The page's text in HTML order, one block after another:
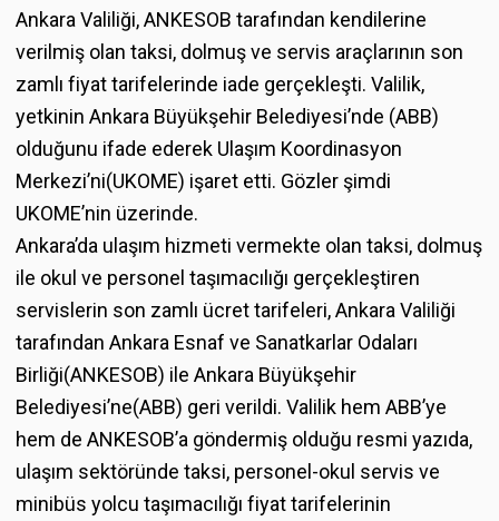
Ankara Valiliği, ANKESOB tarafından kendilerine
verilmiş olan taksi, dolmuş ve servis araçlarının son
zamlı fiyat tarifelerinde iade gerçekleşti. Valilik,
yetkinin Ankara Büyükşehir Belediyesi’nde (ABB)
olduğunu ifade ederek Ulaşım Koordinasyon
Merkezi’ni(UKOME) işaret etti. Gözler şimdi
UKOME’nin üzerinde.
Ankara’da ulaşım hizmeti vermekte olan taksi, dolmuş
ile okul ve personel taşımacılığı gerçekleştiren
servislerin son zamlı ücret tarifeleri, Ankara Valiliği
tarafından Ankara Esnaf ve Sanatkarlar Odaları
Birliği(ANKESOB) ile Ankara Büyükşehir
Belediyesi’ne(ABB) geri verildi. Valilik hem ABB’ye
hem de ANKESOB’a göndermiş olduğu resmi yazıda,
ulaşım sektöründe taksi, personel-okul servis ve
minibüs yolcu taşımacılığı fiyat tarifelerinin